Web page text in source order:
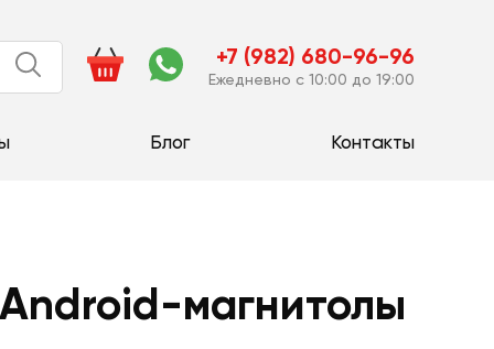
+7 (982) 680-96-96
Ежедневно с 10:00 до 19:00
Блог Контакты
магнитолы